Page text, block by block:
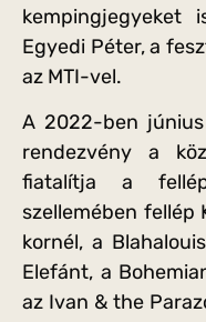
kempingjegyeket
Egyedi Péter, a
az MTI-vel.
A 2022-ben
rendezvény a
fiatalítja a
szellemében fellép
kornél, a
Elefánt, a
az Ivan & the